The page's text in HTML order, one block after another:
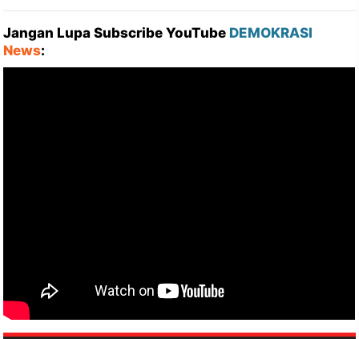
Jangan Lupa Subscribe YouTube DEMOKRASI
News: